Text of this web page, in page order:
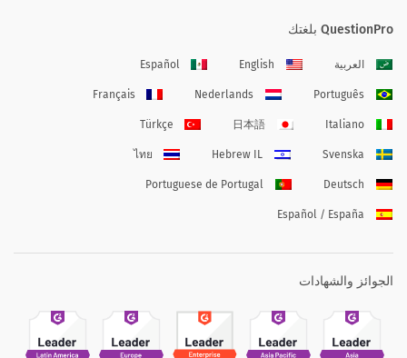
QuestionPro بلغتك
العربية English
Español
Português
Nederlands
Français
Italiano
日本語
Türkçe
Svenska
Hebrew IL
ไทย
Deutsch
Portuguese de Portugal
Español / España
الجوائز والشهادات